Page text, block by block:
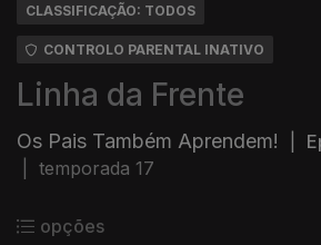
CLASSIFICAÇÃO: TODOS
CONTROLO PARENTAL INATIVO
Linha da Frente
Os Pais Também Aprendem!
temporada 17
opções